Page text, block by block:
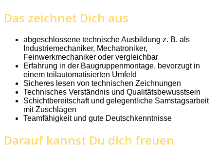
Das zeichnet Dich aus
abgeschlossene technische Ausbildung z. B. als
Industriemechaniker, Mechatroniker,
Feinwerkmechaniker oder vergleichbar
Erfahrung in der Baugruppenmontage, bevorzugt in
einem teilautomatisierten Umfeld
Sicheres lesen von technischen Zeichnungen
Technisches Verständnis und Qualitätsbewusstsein
Schichtbereitschaft und gelegentliche Samstagsarbeit
mit Zuschlägen
Teamfähigkeit und gute Deutschkenntnisse
Darauf kannst Du dich freuen